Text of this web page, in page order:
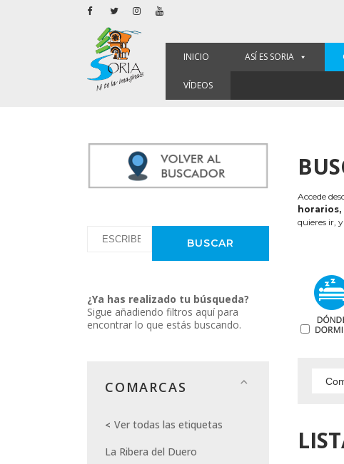
INICIO ASÍ ES SORIA
VÍDEOS
¿Ya has realizado tu búsqueda?
Sigue añadiendo filtros aquí para
encontrar lo que estás buscando.
COMARCAS
Ver todas las etiquetas
La Ribera del Duero
Accede
quieres ir,